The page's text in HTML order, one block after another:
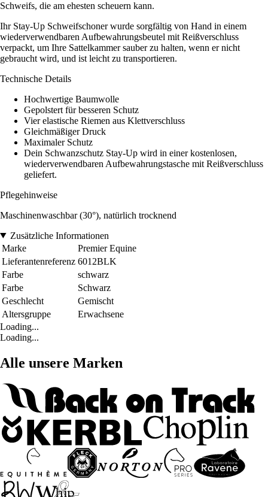
Schweifs, die am ehesten scheuern kann.
Ihr Stay-Up Schweifschoner wurde sorgfältig von Hand in einem
wiederverwendbaren Aufbewahrungsbeutel mit Reißverschluss
verpackt, um Ihre Sattelkammer sauber zu halten, wenn er nicht
gebraucht wird, und ist leicht zu transportieren.
Technische Details
Hochwertige Baumwolle
Gepolstert für besseren Schutz
Vier elastische Riemen aus Klettverschluss
Gleichmäßiger Druck
Maximaler Schutz
Dein Schwanzschutz Stay-Up wird in einer kostenlosen,
wiederverwendbaren Aufbewahrungstasche mit Reißverschluss
geliefert.
Pflegehinweise
Maschinenwaschbar (30°), natürlich trocknend
Zusätzliche Informationen
Marke
Premier Equine
Lieferantenreferenz 6012BLK
Farbe
schwarz
Farbe
Schwarz
Geschlecht
Gemischt
Altersgruppe
Erwachsene
Loading...
Loading...
Alle unsere Marken